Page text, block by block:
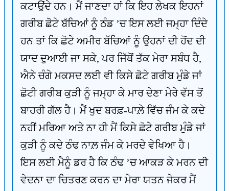
ਕਟਾਉਂਦੇ ਹਨ। ਮੈਂ ਜਾਣਦਾ ਹਾਂ ਕਿ ਇਹ ਲੇਖਕ ਇਹਨਾਂ
ਗਰੀਬ ਛੋਟੇ ਬੱਚਿਆਂ ਨੂੰ ਠੰਡ ’ਚ ਇਸ ਲਈ ਜਮ੍ਹਾ ਦਿੰਦੇ
ਹਨ ਤਾਂ ਕਿ ਛੋਟੇ ਅਮੀਰ ਬੱਚਿਆਂ ਨੂੰ ਉਹਨਾਂ ਦੀ ਹੋਂਦ ਦੀ
ਯਾਦ ਦੁਆਈ ਜਾ ਸਕੇ, ਪਰ ਜਿੱਥੋਂ ਤੱਕ ਮੇਰਾ ਸਬੰਧ ਹੈ,
ਐਨੇ ਚੰਗੇ ਮਕਸਦ ਲਈ ਵੀ ਕਿਸੇ ਛੋਟੇ ਗਰੀਬ ਮੁੰਡੇ ਜਾਂ
ਛੋਟੀ ਗਰੀਬ ਕੁੜੀ ਨੂੰ ਜਮ੍ਹਾ ਕੇ ਮਾਰ ਦੇਣਾ ਮੇਰੇ ਵੱਸ ਤੋਂ
ਬਾਹਰੀ ਗੱਲ ਹੈ। ਮੈਂ ਖੁਦ ਬਰਫ਼-ਪਾਲ਼ੇ ਵਿੱਚ ਜੰਮ ਕੇ ਕਦੇ
ਨਹੀਂ ਮਰਿਆ ਅਤੇ ਨਾ ਹੀ ਮੈਂ ਕਿਸੇ ਛੋਟੇ ਗਰੀਬ ਮੁੰਡੇ ਜਾਂ
ਕੁੜੀ ਨੂੰ ਕਦੇ ਠੰਢ ਨਾਲ਼ ਜੰਮ ਕੇ ਮਰਦੇ ਵੇਖਿਆ ਹੈ।
ਇਸ ਲਈ ਮੈਨੂੰ ਡਰ ਹੈ ਕਿ ਠੰਢ ’ਚ ਆਕੜ ਕੇ ਮਰਨ ਦੀ
ਵੇਦਨਾ ਦਾ ਚਿਤਰਣ ਕਰਨ ਦਾ ਮੇਰਾ ਯਤਨ ਜੇਕਰ ਮੈਂ